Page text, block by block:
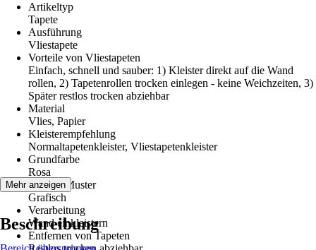
Artikeltyp
Tapete
Ausführung
Vliestapete
Vorteile von Vliestapeten
Einfach, schnell und sauber: 1) Kleister direkt auf die Wand
rollen, 2) Tapetenrollen trocken einlegen - keine Weichzeiten, 3)
Später restlos trocken abziehbar
Material
Vlies, Papier
Kleisterempfehlung
Normaltapetenkleister, Vliestapetenkleister
Grundfarbe
Rosa
Dekor / Muster
Grafisch
Verarbeitung
Wand einkleistern
Entfernen von Tapeten
Mehr anzeigen
Beschreibung